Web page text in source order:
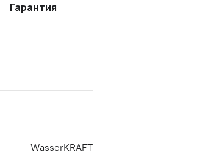
Гарантия
WasserKRAFT